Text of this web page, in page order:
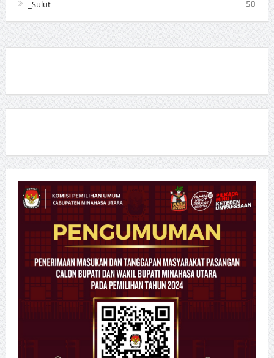
_Sulut 50